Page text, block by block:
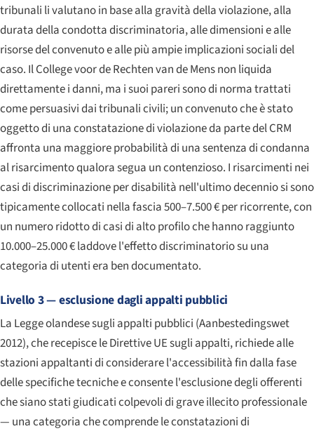
tribunali li valutano in base alla gravità della violazione, alla
durata della condotta discriminatoria, alle dimensioni e alle
risorse del convenuto e alle più ampie implicazioni sociali del
caso. Il College voor de Rechten van de Mens non liquida
direttamente i danni, ma i suoi pareri sono di norma trattati
come persuasivi dai tribunali civili; un convenuto che è stato
oggetto di una constatazione di violazione da parte del CRM
affronta una maggiore probabilità di una sentenza di condanna
al risarcimento qualora segua un contenzioso. I risarcimenti nei
casi di discriminazione per disabilità nell'ultimo decennio si sono
tipicamente collocati nella fascia 500–7.500 € per ricorrente, con
un numero ridotto di casi di alto profilo che hanno raggiunto
10.000–25.000 € laddove l'effetto discriminatorio su una
categoria di utenti era ben documentato.
Livello 3 — esclusione dagli appalti pubblici
La Legge olandese sugli appalti pubblici (Aanbestedingswet
2012), che recepisce le Direttive UE sugli appalti, richiede alle
stazioni appaltanti di considerare l'accessibilità fin dalla fase
delle specifiche tecniche e consente l'esclusione degli offerenti
che siano stati giudicati colpevoli di grave illecito professionale
— una categoria che comprende le constatazioni di